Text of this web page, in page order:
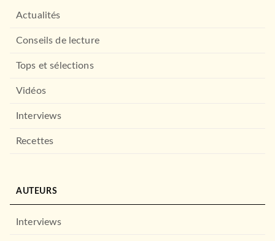
Actualités
Conseils de lecture
Tops et sélections
Vidéos
Interviews
Recettes
AUTEURS
Interviews